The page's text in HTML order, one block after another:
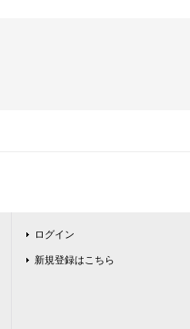
ログイン
新規登録はこちら